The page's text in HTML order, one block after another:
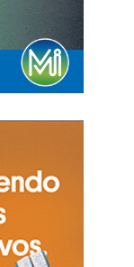
del Tesoro
de
la medida,
encima de
vez desde el